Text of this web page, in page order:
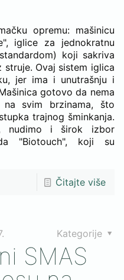
opremu: mašinicu
iglice za jednokratnu
koji sakriva
Ovaj sistem iglica
jer ima i unutrašnju i
gotovo da nema
svim brzinama, što
trajnog šminkanja.
nudimo i širok izbor
"Biotouch", koji su
Čitajte više
Kategorije
SMAS